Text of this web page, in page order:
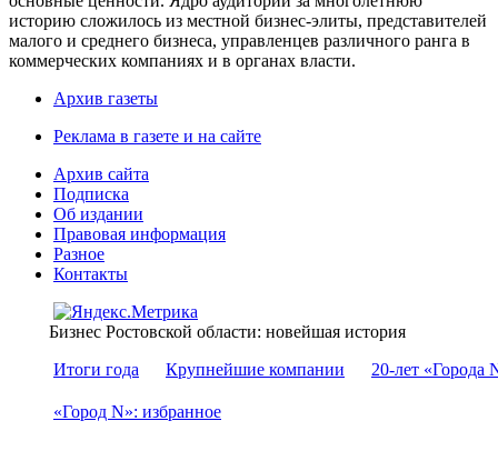
историю сложилось из местной бизнес-элиты, представителей
малого и среднего бизнеса, управленцев различного ранга в
коммерческих компаниях и в органах власти.
Архив газеты
Реклама в газете и на сайте
Архив сайта
Подписка
Об издании
Правовая информация
Разное
Контакты
Бизнес Ростовской области: новейшая история
Итоги года
Крупнейшие компании 20-лет «Города
«Город N»: избранное